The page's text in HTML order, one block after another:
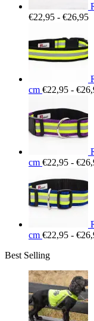
€22,95 - €26,95
cm €22,95 - €
cm €22,95 - €
cm €22,95 - €
Best Selling